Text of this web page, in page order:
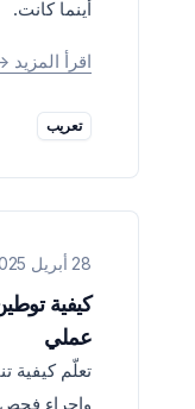
أينما كانت.
اقرأ المزيد
تعريب
28 أبريل 2025
كيفية توطين العلامة التجارية: دليل
عملي
تعلّم كيفية
وإجراء